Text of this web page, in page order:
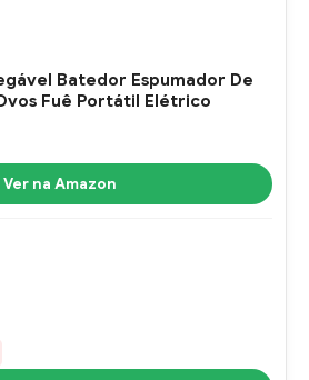
Batedor Espumador De
Fuê Portátil Elétrico
Ver na Amazon